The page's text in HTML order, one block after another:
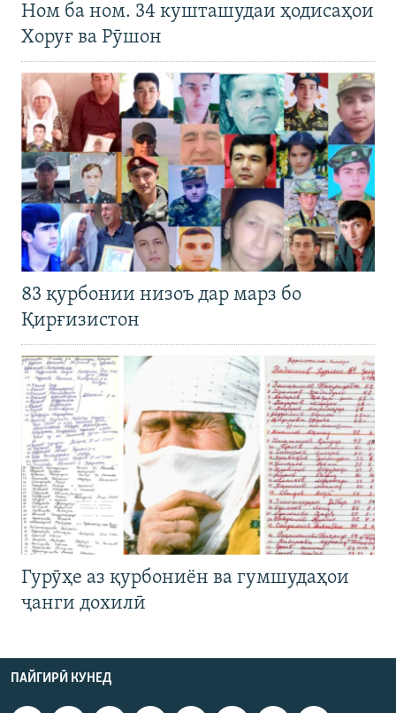
Ном ба ном. 34 кушташудаи ҳодисаҳои
Хоруғ ва Рӯшон
83 қурбонии низоъ дар марз бо
Қирғизистон
Гурӯҳе аз қурбониён ва гумшудаҳои
ҷанги дохилӣ
ПАЙГИРӢ КУНЕД